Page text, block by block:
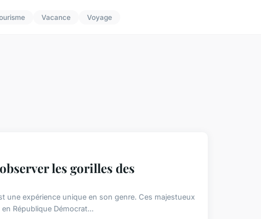
Vacance Voyage
les gorilles des
une expérience unique en son genre. Ces majestueux
République Démocrat...